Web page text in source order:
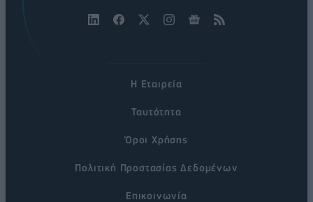
Η Εταιρεία
Ταυτότητα
Όροι Χρήσης
Πολιτική Προστασίας Δεδομένων
Επικοινωνία